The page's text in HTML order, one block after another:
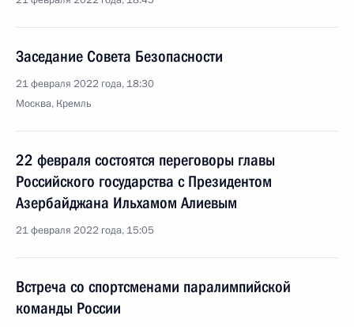
Заседание Совета Безопасности
21 февраля 2022 года, 18:30
Москва, Кремль
22 февраля состоятся переговоры главы
Российского государства с Президентом
Азербайджана Ильхамом Алиевым
21 февраля 2022 года, 15:05
Встреча со спортсменами паралимпийской
команды России